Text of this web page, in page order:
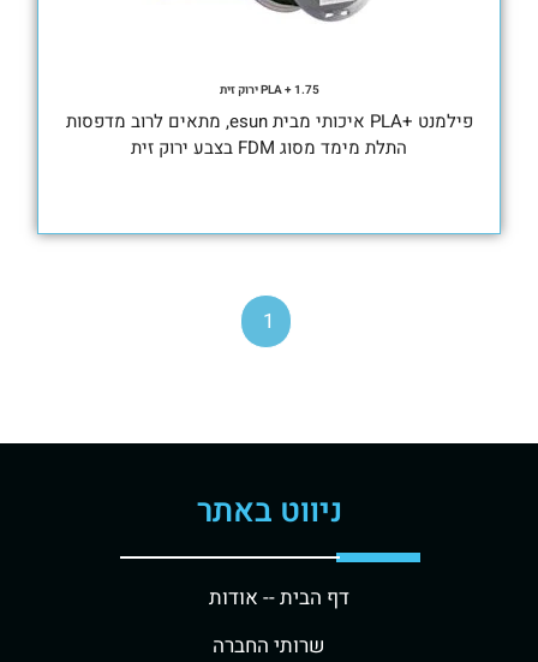
PLA + 1.75 ירוק זית
פילמנט +PLA איכותי מבית esun, מתאים לרוב מדפסות
התלת מימד מסוג FDM בצבע ירוק זית
1
ניווט באתר
דף הבית -- אודות
שרותי החברה